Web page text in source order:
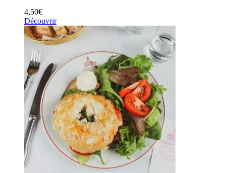
4,50€
Découvrir